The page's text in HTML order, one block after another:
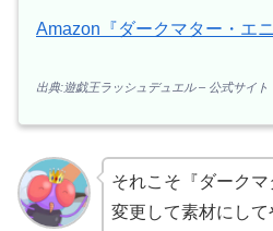
Amazon『ダークマター・エ
出典:遊戯王ラッシュデュエル – 公式サイト
それこそ『ダーク
変更して素材にし